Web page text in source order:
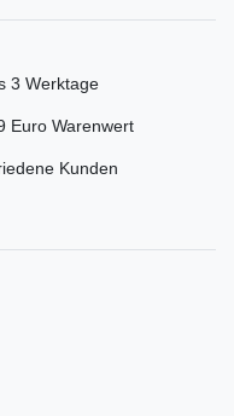
3 Werktage
Euro Warenwert
Kunden